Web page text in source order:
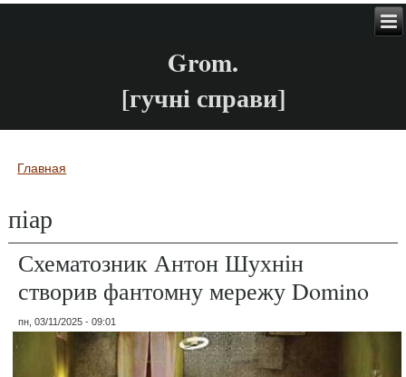
Grom.
[гучні справи]
Вы здесь
Главная
піар
Схематозник Антон Шухнін
створив фантомну мережу Domino
пн, 03/11/2025 - 09:01